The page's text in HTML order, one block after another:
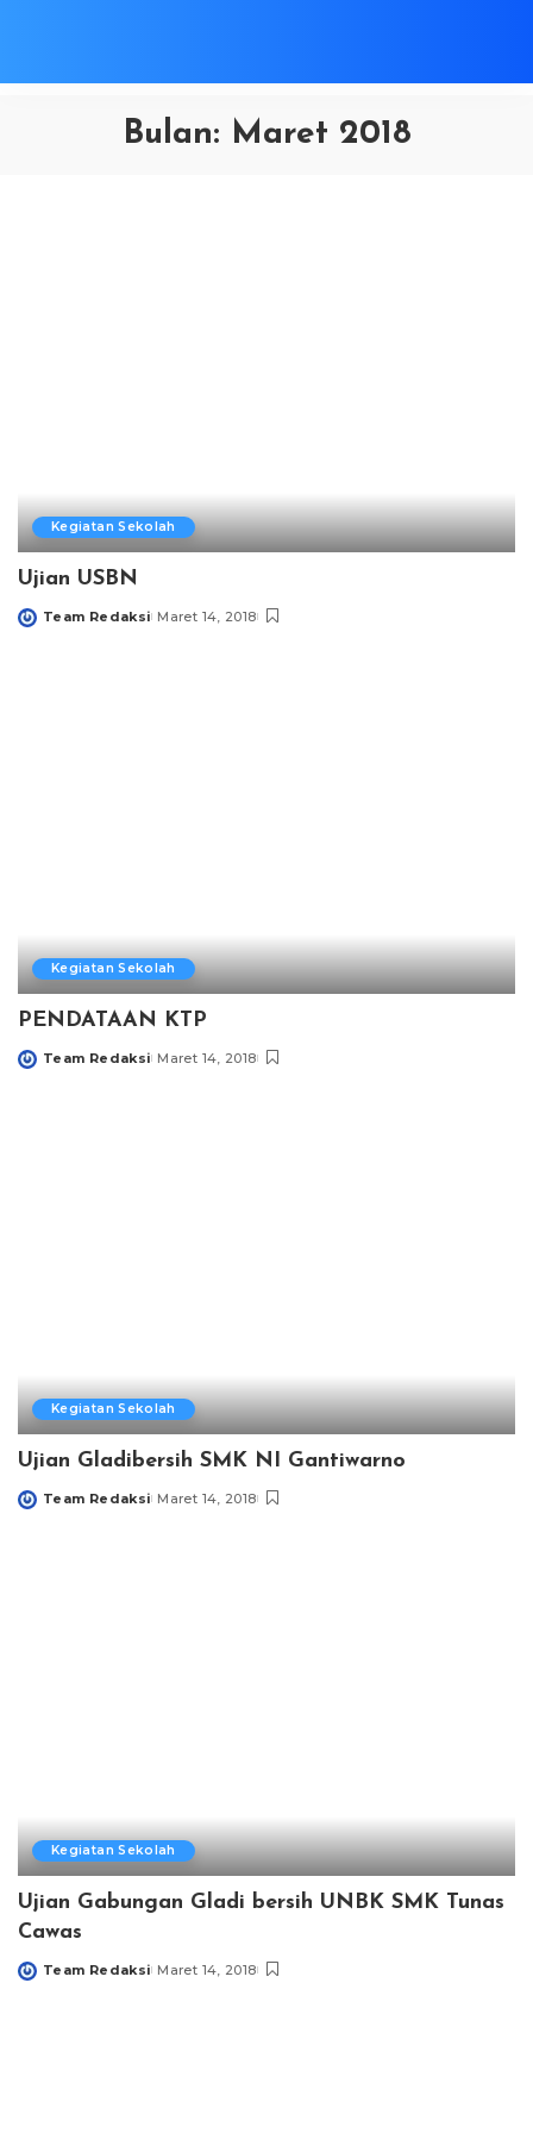
Bulan: Maret 2018
Kegiatan Sekolah
Ujian USBN
Posted
Team Redaksi Maret 14, 2018
Kegiatan Sekolah
PENDATAAN KTP
Posted
Team Redaksi Maret 14, 2018
Kegiatan Sekolah
Ujian Gladibersih SMK NI Gantiwarno
Posted
Team Redaksi Maret 14, 2018
Kegiatan Sekolah
Ujian Gabungan Gladi bersih UNBK SMK Tunas
Cawas
Posted
Team Redaksi Maret 14, 2018